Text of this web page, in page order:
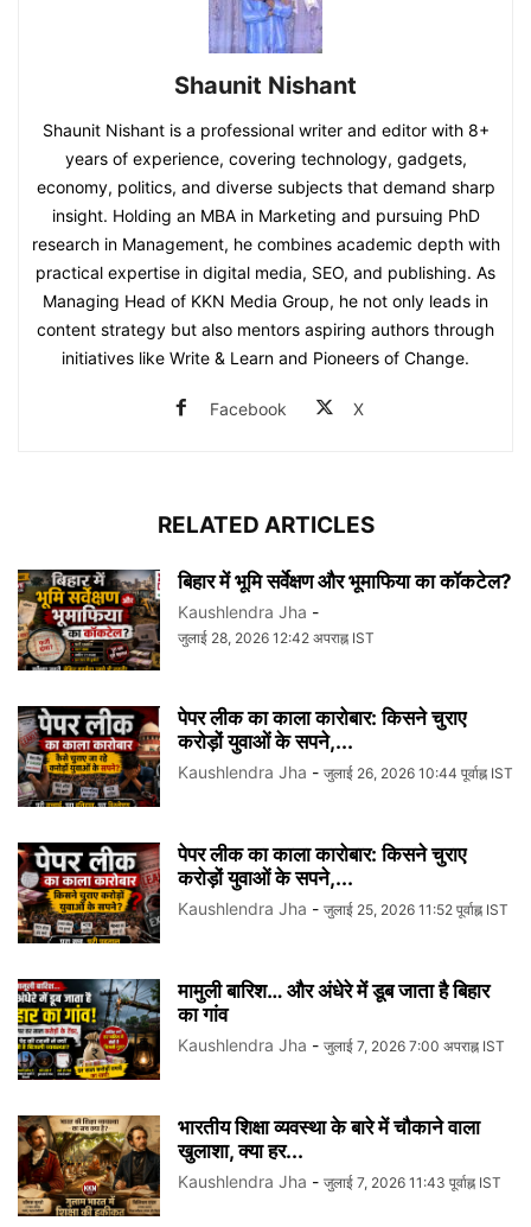
Shaunit Nishant
Shaunit Nishant is a professional writer and editor with 8+
years of experience, covering technology, gadgets,
economy, politics, and diverse subjects that demand sharp
insight. Holding an MBA in Marketing and pursuing PhD
research in Management, he combines academic depth with
practical expertise in digital media, SEO, and publishing. As
Managing Head of KKN Media Group, he not only leads in
content strategy but also mentors aspiring authors through
initiatives like Write & Learn and Pioneers of Change.
Facebook X
RELATED ARTICLES
बिहार में भूमि सर्वेक्षण और भूमाफिया का कॉकटेल?
Kaushlendra Jha -
जुलाई 28, 2026 12:42 अपराह्न IST
पेपर लीक का काला कारोबार: किसने चुराए
करोड़ों युवाओं के सपने,...
Kaushlendra Jha - जुलाई 26, 2026 10:44 पूर्वाह्न IST
पेपर लीक का काला कारोबार: किसने चुराए
करोड़ों युवाओं के सपने,...
Kaushlendra Jha - जुलाई 25, 2026 11:52 पूर्वाह्न IST
मामुली बारिश… और अंधेरे में डूब जाता है बिहार
का गांव
Kaushlendra Jha - जुलाई 7, 2026 7:00 अपराह्न IST
भारतीय शिक्षा व्यवस्था के बारे में चौकाने वाला
खुलाशा, क्या हर...
Kaushlendra Jha - जुलाई 7, 2026 11:43 पूर्वाह्न IST